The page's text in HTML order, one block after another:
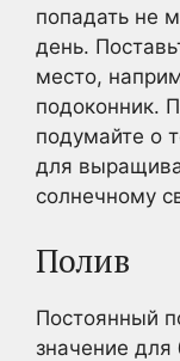
попадать не
день.
место,
подоконник.
подумайте о
для
солнечному
Полив
Постоянный
значение для